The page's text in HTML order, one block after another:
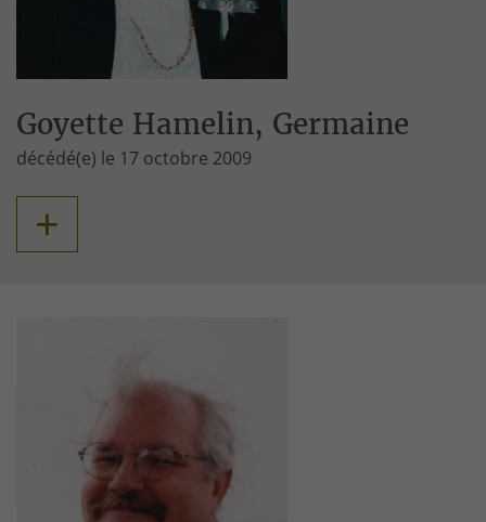
Goyette Hamelin, Germaine
décédé(e) le 17 octobre 2009
+